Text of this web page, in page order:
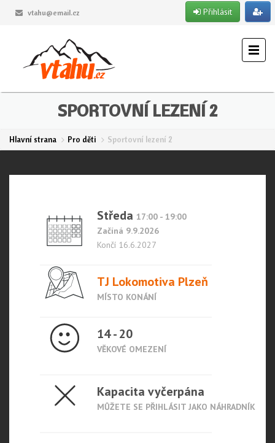
vtahu@email.cz Přihlásit
SPORTOVNÍ LEZENÍ 2
Hlavní strana Pro děti Sportovní lezení 2
Středa 17:00 - 19:00
Začíná 9.9.2026
Končí 16.6.2027
TJ Lokomotiva Plzeň
MÍSTO KONÁNÍ
14 - 20
VĚKOVÉ OMEZENÍ
Kapacita vyčerpána
MŮŽETE SE PŘIHLÁSIT JAKO NÁHRADNÍK